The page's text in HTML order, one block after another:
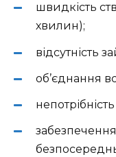
швидкість
хвилин);
відсутність
об’єднання